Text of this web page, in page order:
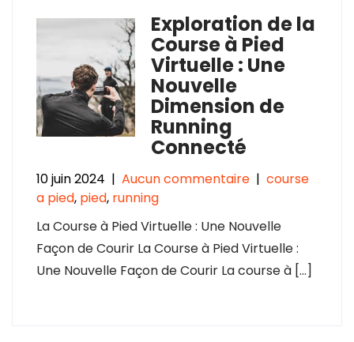
Exploration de la
Course à Pied
Virtuelle : Une
Nouvelle
Dimension de
Running
Connecté
10 juin 2024 | Aucun commentaire | course
a pied, pied, running
La Course à Pied Virtuelle : Une Nouvelle
Façon de Courir La Course à Pied Virtuelle :
Une Nouvelle Façon de Courir La course à […]